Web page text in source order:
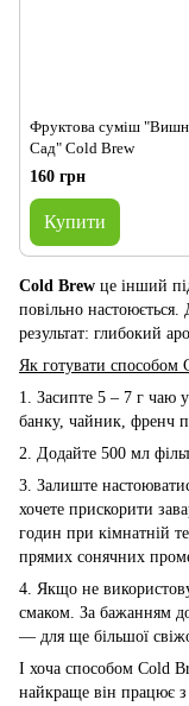
Фруктова суміш
Сад" Cold Brew
160 грн
Купити
Cold Brew це інший
повільно настоюється.
результат: глибокий
Як готувати способом
1. Засипте 5 – 7 г чаю
банку, чайник, френч
2. Додайте 500 мл
3. Залиште
хочете прискорити
годин при кімнатній
прямих сонячних
4. Якщо не
смаком. За бажанням
— для ще більшої
І хоча способом Cold
найкраще він працює з